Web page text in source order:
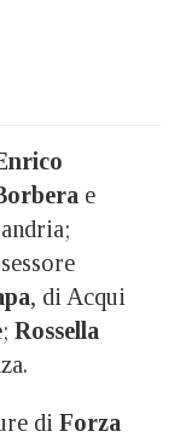
e
, di Acqui
Rossella
di Forza